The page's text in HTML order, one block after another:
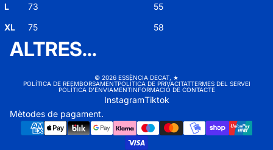
L
73
55
XL
75 58
ALTRES...
© 2026 ESSÈNCIA DECAT, ★
POLÍTICA DE REEMBORSAMENTPOLÍTICA DE PRIVACITATTERMES DEL SERVEI
POLÍTICA D'ENVIAMENTINFORMACIÓ DE CONTACTE
InstagramTiktok
Mètodes de pagament.